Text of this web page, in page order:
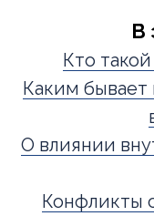
В
Кто
Каким
О влиянии
Конфликты